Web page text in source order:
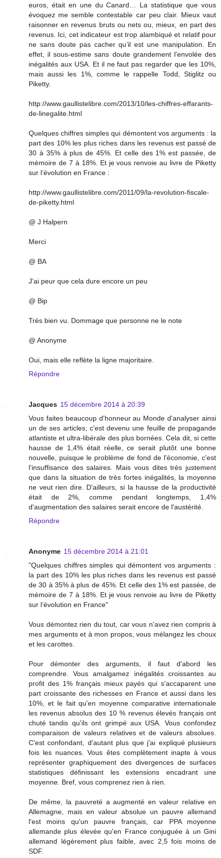
euros, était en une du Canard… La statistique que vous
évoquez me semble contestable car peu clair. Mieux vaut
raisonner en revenus bruts ou nets ou, mieux, en part des
revenus. Ici, cet indicateur est trop alambiqué et relatif pour
ne sans doute pas cacher qu’il est une manipulation. En
effet, il sous-estime sans doute grandement l’envolée des
inégalités aux USA. Et il ne faut pas regarder que les 10%,
mais aussi les 1%, comme le rappelle Todd, Stiglitz ou
Piketty.
http://www.gaullistelibre.com/2013/10/les-chiffres-effarants-
de-linegalite.html
Quelques chiffres simples qui démontent vos arguments : la
part des 10% les plus riches dans les revenus est passé de
30 à 35% à plus de 45%. Et celle des 1% est passée, de
mémoire de 7 à 18%. Et je vous renvoie au livre de Piketty
sur l’évolution en France :
http://www.gaullistelibre.com/2011/09/la-revolution-fiscale-
de-piketty.html
@ J Halpern
Merci
@ BA
J’ai peur que cela dure encore un peu
@ Bip
Très bien vu. Dommage que personne ne le note
@ Anonyme
Oui, mais elle reflète la ligne majoritaire.
Répondre
Jacques 15 décembre 2014 à 20:39
Vous faites beaucoup d'honneur au Monde d'analyser ainsi
un de ses articles; c'est devenu une feuille de propagande
atlantiste et ultra-libérale des plus bornées. Cela dit, si cette
hausse de 1,4% était réelle, ce serait plutôt une bonne
nouvelle, puisque le problème de fond de l'économie, c'est
l'insuffisance des salaires. Mais vous dites très justement
que dans la situation de très fortes inégalités, la moyenne
ne veut rien dire. D'ailleurs, si la hausse de la productivité
était de 2%, comme pendant longtemps, 1,4%
d'augmentation des salaires serait encore de l'austérité.
Répondre
Anonyme 15 décembre 2014 à 21:01
"Quelques chiffres simples qui démontent vos arguments :
la part des 10% les plus riches dans les revenus est passé
de 30 à 35% à plus de 45%. Et celle des 1% est passée, de
mémoire de 7 à 18%. Et je vous renvoie au livre de Piketty
sur l’évolution en France"
Vous démontez rien du tout, car vous n'avez rien compris à
mes arguments et à mon propos, vous mélangez les choux
et les carottes.
Pour démonter des arguments, il faut d'abord les
comprendre. Vous amalgamez inégalités croissantes au
profit des 1% français mieux payés qui s'accaparent une
part croissante des richesses en France et aussi dans les
10%, et le fait qu'en moyenne comparative internationale
les revenus absolus des 10 % revenus élevés français ont
chuté tandis qu'ils ont grimpé aux USA. Vous confondez
comparaison de valeurs relatives et de valeurs absolues.
C'est confondant, d'autant plus que j'ai expliqué plusieurs
fois les nuances. Vous êtes complètement inapte à vous
représenter graphiquement des divergences de surfaces
statistiques définissant les extensions encadrant une
moyenne. Bref, vous comprenez rien à rien.
De même, la pauvreté a augmenté en valeur relative en
Allemagne, mais en valeur absolue un pauvre allemand
l'est moins qu'un pauvre français, car PPA moyenne
allemande plus élevée qu'en France conjuguée à un Gini
allemand légèrement plus faible, avec 2,5 fois moins de
SDF.